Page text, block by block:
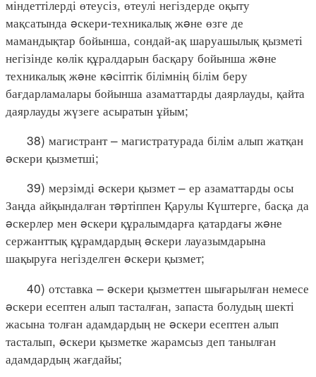
міндеттілерді өтеусіз, өтеулі негіздерде оқыту
мақсатында əскери-техникалық жəне өзге де
мамандықтар бойынша, сондай-ақ шаруашылық қызметі
негізінде көлік құралдарын басқару бойынша жəне
техникалық жəне кəсіптік білімнің білім беру
бағдарламалары бойынша азаматтарды даярлауды, қайта
даярлауды жүзеге асыратын ұйым;
38) магистрант – магистратурада білім алып жатқан
əскери қызметші;
39) мерзімді əскери қызмет – ер азаматтарды осы
Заңда айқындалған тəртіппен Қарулы Күштерге, басқа да
əскерлер мен əскери құралымдарға қатардағы жəне
сержанттық құрамдардың əскери лауазымдарына
шақыруға негізделген əскери қызмет;
40) отставка – əскери қызметтен шығарылған немесе
əскери есептен алып тасталған, запаста болудың шекті
жасына толған адамдардың не əскери есептен алып
тасталып, əскери қызметке жарамсыз деп танылған
адамдардың жағдайы;